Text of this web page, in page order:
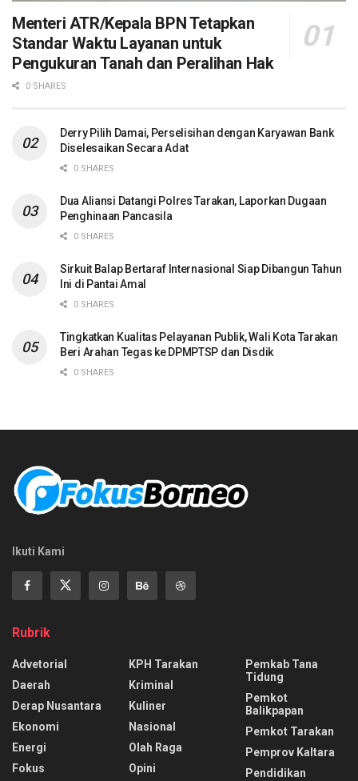
Menteri ATR/Kepala BPN Tetapkan
Standar Waktu Layanan untuk
Pengukuran Tanah dan Peralihan Hak
0 SHARES
Derry Pilih Damai, Perselisihan dengan Karyawan Bank
Diselesaikan Secara Adat
0 SHARES
Dua Aliansi Datangi Polres Tarakan, Laporkan Dugaan
Penghinaan Pancasila
0 SHARES
Sirkuit Balap Bertaraf Internasional Siap Dibangun Tahun
Ini di Pantai Amal
0 SHARES
Tingkatkan Kualitas Pelayanan Publik, Wali Kota Tarakan
Beri Arahan Tegas ke DPMPTSP dan Disdik
0 SHARES
Ikuti Kami
Rubrik
Advetorial
Daerah
Derap Nusantara
Ekonomi
Energi
Fokus
KPH Tarakan
Kriminal
Kuliner
Nasional
Olah Raga
Opini
Pemkab Tana
Tidung
Pemkot
Balikpapan
Pemkot Tarakan
Pemprov Kaltara
Pendidikan